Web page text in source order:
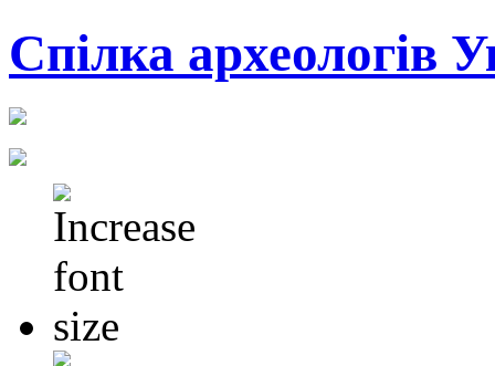
Cпілка археологів